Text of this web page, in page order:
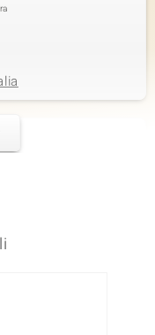
Brillante Rotondo